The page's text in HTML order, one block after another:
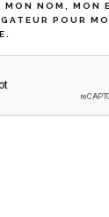
MON NOM, MON
POUR